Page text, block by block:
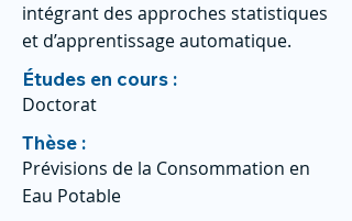
intégrant des approches statistiques
et d’apprentissage automatique.
Études en cours :
Doctorat
Thèse :
Prévisions de la Consommation en
Eau Potable